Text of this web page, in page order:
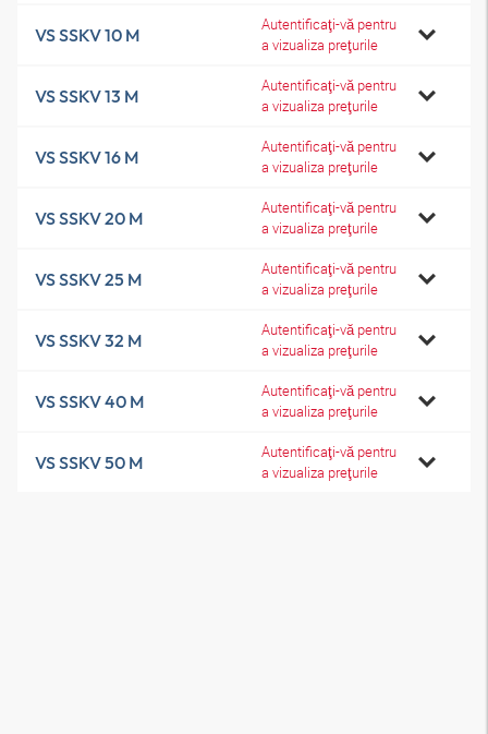
VS SSKV 10 M
Autentificaţi-vă pentru
a vizualiza preţurile
VS SSKV 13 M
Autentificaţi-vă pentru
a vizualiza preţurile
VS SSKV 16 M
Autentificaţi-vă pentru
a vizualiza preţurile
VS SSKV 20 M
Autentificaţi-vă pentru
a vizualiza preţurile
VS SSKV 25 M
Autentificaţi-vă pentru
a vizualiza preţurile
VS SSKV 32 M
Autentificaţi-vă pentru
a vizualiza preţurile
VS SSKV 40 M
Autentificaţi-vă pentru
a vizualiza preţurile
VS SSKV 50 M
Autentificaţi-vă pentru
a vizualiza preţurile